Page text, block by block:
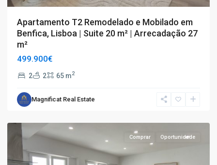
Apartamento T2 Remodelado e Mobilado em
Benfica, Lisboa | Suite 20 m² | Arrecadação 27
m²
499.900€
2 2 65 m2
Magnificat Real Estate
T3,
Comprar Oportunidade